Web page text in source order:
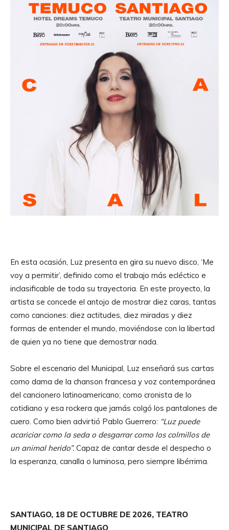
En esta ocasión, Luz presenta en gira su nuevo disco, ‘Me
voy a permitir’, definido como el trabajo más ecléctico e
inclasificable de toda su trayectoria. En este proyecto, la
artista se concede el antojo de mostrar diez caras, tantas
como canciones: diez actitudes, diez miradas y diez
formas de entender el mundo, moviéndose con la libertad
de quien ya no tiene que demostrar nada.
Sobre el escenario del Municipal, Luz enseñará sus cartas
como dama de la chanson francesa y voz contemporánea
del cancionero latinoamericano; como cronista de lo
cotidiano y esa rockera que jamás colgó los pantalones de
cuero. Como bien advirtió Pablo Guerrero: “Luz puede
acariciar como la seda o desgarrar como los colmillos de
un animal herido”. Capaz de cantar desde el despecho o
la esperanza, canalla o luminosa, pero siempre libérrima.
SANTIAGO, 18 DE OCTUBRE DE 2026, TEATRO
MUNICIPAL DE SANTIAGO